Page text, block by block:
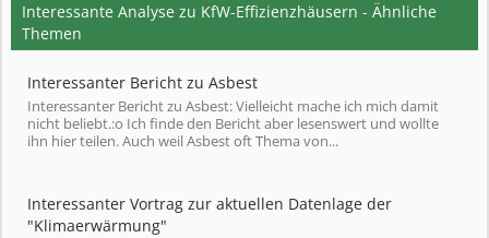
Interessante Analyse zu KfW-Effizienzhäusern - Ähnliche
Themen
Interessanter Bericht zu Asbest
Interessanter Bericht zu Asbest: Vielleicht mache ich mich damit
nicht beliebt.:o Ich finde den Bericht aber lesenswert und wollte
ihn hier teilen. Auch weil Asbest oft Thema von...
Interessanter Vortrag zur aktuellen Datenlage der
"Klimaerwärmung"